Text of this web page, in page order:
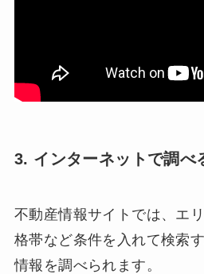
3. インターネットで調べ
不動産情報サイトでは、エ
格帯など条件を入れて検索
情報を調べられます。